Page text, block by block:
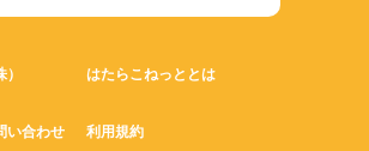
はたらこねっととは
い合わせ 利用規約